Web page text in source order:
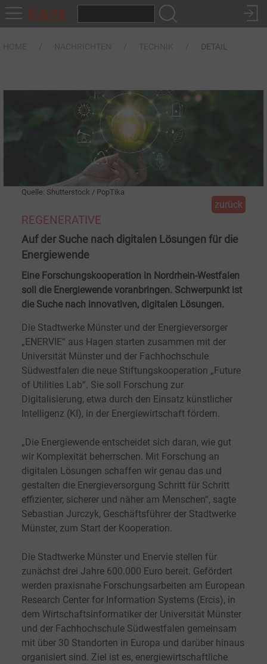
DETAIL
Quelle: Shutterstock / PopTika
zurück
REGENERATIVE
Auf der Suche nach digitalen Lösungen für die
Energiewende
Eine Forschungskooperation in Nordrhein-Westfalen
soll die Energiewende voranbringen. Schwerpunkt ist
die Suche nach innovativen, digitalen Lösungen.
Die Stadtwerke Münster und der Energieversorger
„ENERVIE“ aus Hagen starten zusammen mit der
Universität Münster und der Fachhochschule
Südwestfalen die neue Stiftungskooperation „Future
of Utilities Lab“. Sie soll Forschung zur
Digitalisierung, etwa durch den Einsatz künstlicher
Intelligenz (KI), in der Energiewirtschaft fördern.
„Die Energiewende entscheidet sich daran, wie gut
wir Komplexität beherrschen. Mit Forschung an
digitalen Lösungen schaffen wir genau das und
gestalten die Energieversorgung Schritt für Schritt
effizienter, sicherer und näher am Menschen“, sagte
Sebastian Jurczyk, Geschäftsführer der Stadtwerke
Münster, zum Start der Kooperation.
Die Stadtwerke Münster und Enervie stellen für
zunächst drei Jahre 600.000 Euro bereit. Gefördert
werden praxisnahe Forschungsarbeiten am European
Research Center for Information Systems (Ercis), in
dem Wirtschaftsinformatiker der Universität Münster
und der Fachhochschule Südwestfalen gemeinsam
mit über 30 Standorten in Europa und darüber hinaus
organisiert sind. Ziel ist es, energiewirtschaftliche